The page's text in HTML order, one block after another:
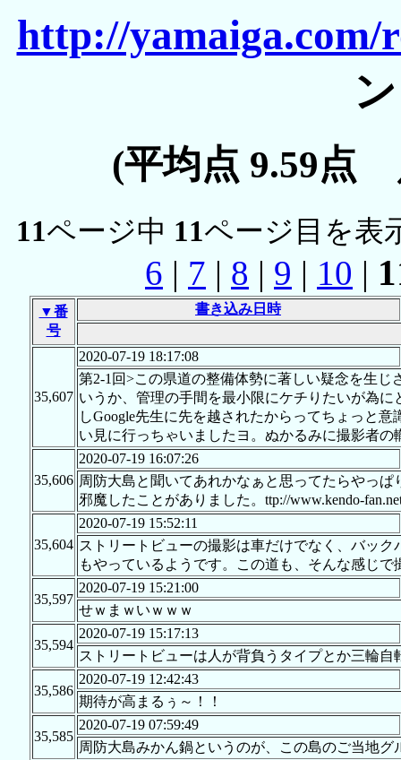
http://yamaiga.com/
(平均点 9.59点
11ページ中 11ページ目を表
6 | 7 | 8 | 9 | 10 |
▼番
号
書き込み日時
35,607
2020-07-19 18:17:08
第2-1回>この県道の整備体勢に著しい疑念を生
いうか、管理の手間を最小限にケチりたいが為
しGoogle先生に先を越されたからってちょっと
い見に行っちゃいましたヨ。ぬかるみに撮影者
35,606
2020-07-19 16:07:26
周防大島と聞いてあれかなぁと思ってたらやっ
邪魔したことがありました。ttp://www.kendo-
35,604
2020-07-19 15:52:11
ストリートビューの撮影は車だけでなく、バッ
もやっているようです。この道も、そんな感じで
35,597
2020-07-19 15:21:00
せｗまｗいｗｗｗ
35,594
2020-07-19 15:17:13
ストリートビューは人が背負うタイプとか三輪
35,586
2020-07-19 12:42:43
期待が高まるぅ～！！
35,585
2020-07-19 07:59:49
周防大島みかん鍋というのが、この島のご当地